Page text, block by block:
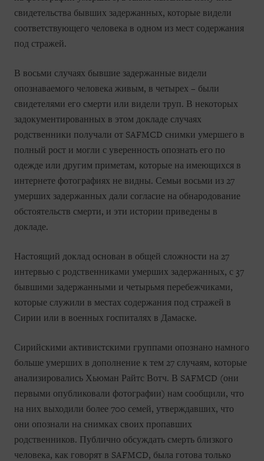
свидетельства бывших задержанных, которые видели
соответствующего человека в одном из мест содержания
под стражей.
В восьми случаях бывшие задержанные видели
опознаваемого человека живым, в четырех – были
свидетелями его смерти или видели труп. В некоторых
задокументированных в этом докладе случаях
родственники получали от SAFMCD снимки умершего в
полный рост и могли с уверенность опознать его по
одежде или другим приметам, которые на имеющихся в
интернете фотографиях не видны. Семьи восьми из 27
умерших задержанных дали согласие на обнародование
обстоятельств смерти, и эти истории приведены в
докладе.
Настоящий доклад основан в общей сложности на 27
интервью с родственниками умерших задержанных, с 37
бывшими задержанными и четырьмя перебежчиками,
которые служили в местах содержания под стражей в
Сирии или в военных госпиталях в Дамаске.
Сирийскими активистскими группами опознано намного
больше умерших в дополнение к тем 27 случаям, которые
анализировались Хьюман Райтс Вотч. В SAFMCD (они
первыми опубликовали фотографии) нам сообщили, что
на них выходили более 700 семей, утверждавших, что
они опознали на снимках своих пропавших
родственников. Публично обсуждать смерть близкого
человека, как говорят в SAFMCD, была готова только